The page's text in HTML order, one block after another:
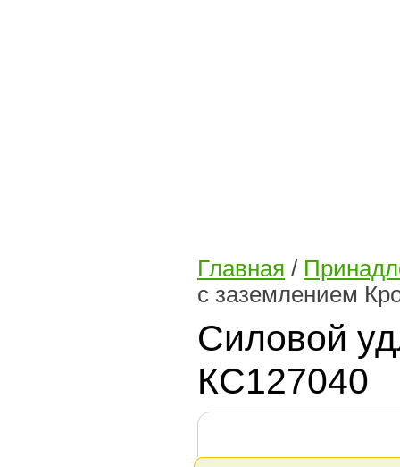
Главная /
с заземлением
Силовой
КС127040